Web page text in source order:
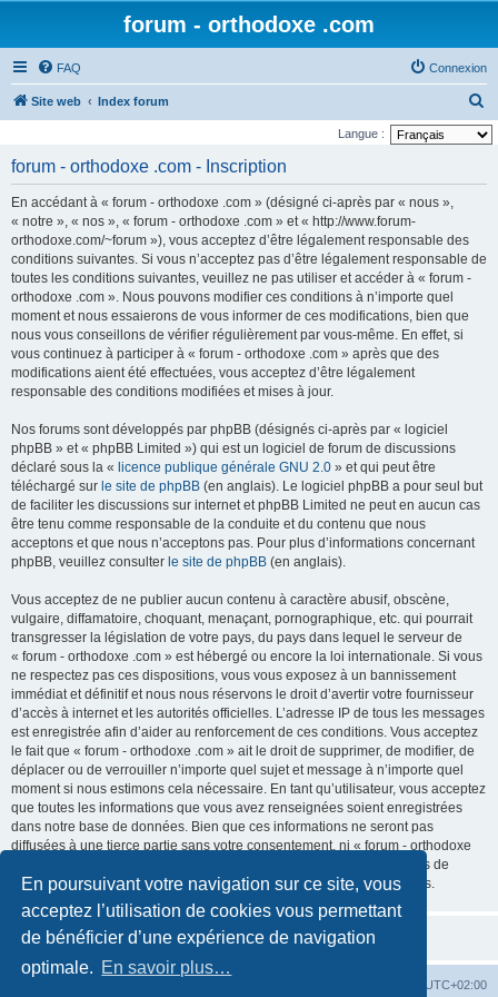
En poursuivant votre navigation sur ce site, vous
acceptez l’utilisation de cookies vous permettant
de bénéficier d’une expérience de navigation
optimale. En savoir plus…
forum - orthodoxe .com
FAQ Connexion
Site web Index forum
e
Langue :
forum - orthodoxe .com - Inscription
En accédant à « forum - orthodoxe .com » (désigné ci-après par « nous »,
« notre », « nos », « forum - orthodoxe .com » et « http://www.forum-
orthodoxe.com/~forum »), vous acceptez d’être légalement responsable des
conditions suivantes. Si vous n’acceptez pas d’être légalement responsable de
toutes les conditions suivantes, veuillez ne pas utiliser et accéder à « forum -
orthodoxe .com ». Nous pouvons modifier ces conditions à n’importe quel
moment et nous essaierons de vous informer de ces modifications, bien que
nous vous conseillons de vérifier régulièrement par vous-même. En effet, si
vous continuez à participer à « forum - orthodoxe .com » après que des
modifications aient été effectuées, vous acceptez d’être légalement
responsable des conditions modifiées et mises à jour.
Nos forums sont développés par phpBB (désignés ci-après par « logiciel
phpBB » et « phpBB Limited ») qui est un logiciel de forum de discussions
déclaré sous la « licence publique générale GNU 2.0 » et qui peut être
téléchargé sur le site de phpBB (en anglais). Le logiciel phpBB a pour seul but
de faciliter les discussions sur internet et phpBB Limited ne peut en aucun cas
être tenu comme responsable de la conduite et du contenu que nous
acceptons et que nous n’acceptons pas. Pour plus d’informations concernant
phpBB, veuillez consulter le site de phpBB (en anglais).
Vous acceptez de ne publier aucun contenu à caractère abusif, obscène,
vulgaire, diffamatoire, choquant, menaçant, pornographique, etc. qui pourrait
transgresser la législation de votre pays, du pays dans lequel le serveur de
« forum - orthodoxe .com » est hébergé ou encore la loi internationale. Si vous
ne respectez pas ces dispositions, vous vous exposez à un bannissement
immédiat et définitif et nous nous réservons le droit d’avertir votre fournisseur
d’accès à internet et les autorités officielles. L’adresse IP de tous les messages
est enregistrée afin d’aider au renforcement de ces conditions. Vous acceptez
le fait que « forum - orthodoxe .com » ait le droit de supprimer, de modifier, de
déplacer ou de verrouiller n’importe quel sujet et message à n’importe quel
moment si nous estimons cela nécessaire. En tant qu’utilisateur, vous acceptez
que toutes les informations que vous avez renseignées soient enregistrées
dans notre base de données. Bien que ces informations ne seront pas
diffusées à une tierce partie sans votre consentement, ni « forum - orthodoxe
.com », ni phpBB, ne pourront être tenus comme responsables en cas de
tentative de piratage informatique visant à compromettre vos données.
UTC+02:00